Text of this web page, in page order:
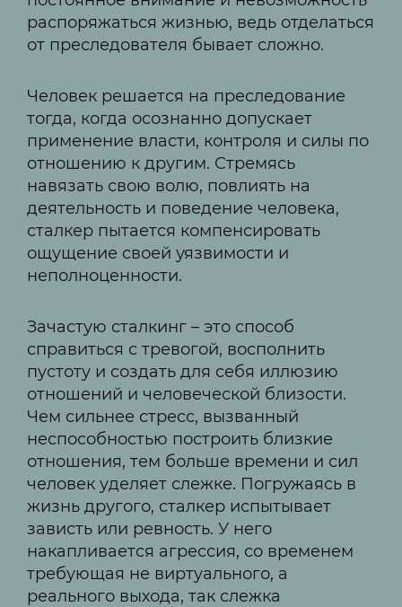
распоряжаться жизнью, ведь отделаться
от преследователя бывает сложно.
Человек решается на преследование
тогда, когда осознанно допускает
применение власти, контроля и силы по
отношению к другим. Стремясь
навязать свою волю, повлиять на
деятельность и поведение человека,
сталкер пытается компенсировать
ощущение своей уязвимости и
неполноценности.
Зачастую сталкинг – это способ
справиться с тревогой, восполнить
пустоту и создать для себя иллюзию
отношений и человеческой близости.
Чем сильнее стресс, вызванный
неспособностью построить близкие
отношения, тем больше времени и сил
человек уделяет слежке. Погружаясь в
жизнь другого, сталкер испытывает
зависть или ревность. У него
накапливается агрессия, со временем
требующая не виртуального, а
реального выхода, так слежка